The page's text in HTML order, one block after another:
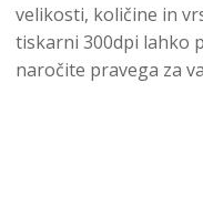
velikosti, količine in
tiskarni 300dpi lahko
naročite pravega za